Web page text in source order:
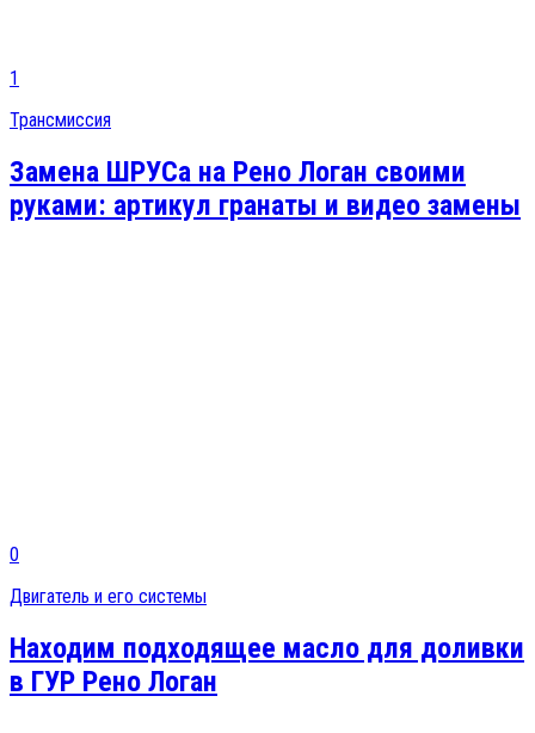
1
Трансмиссия
Замена ШРУСа на Рено Логан своими
руками: артикул гранаты и видео замены
0
Двигатель и его системы
Находим подходящее масло для доливки
в ГУР Рено Логан